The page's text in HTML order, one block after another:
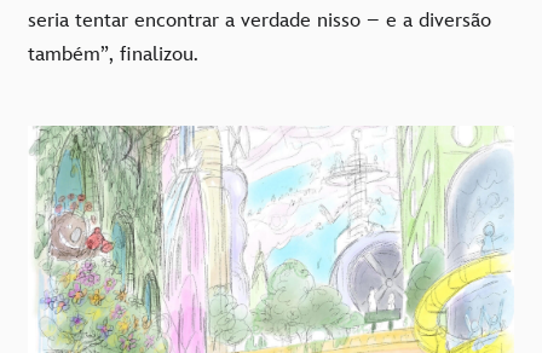
seria tentar encontrar a verdade nisso – e a diversão
também”, finalizou.